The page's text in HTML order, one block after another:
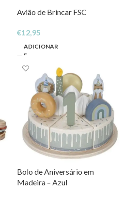
Avião de Brincar FSC
€12,95
ADICIONAR
Bolo de Aniversário em
Madeira – Azul